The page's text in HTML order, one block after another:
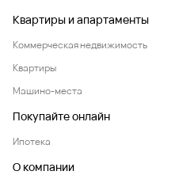
Квартиры и апартаменты
Коммерческая недвижимость
Квартиры
Машино-места
Покупайте онлайн
Ипотека
О компании